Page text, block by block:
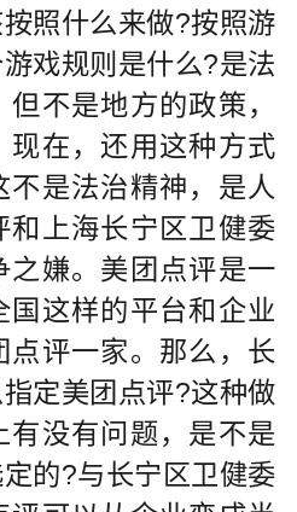
照什么来做?按照游
戏规则是什么?是法
不是地方的政策，
现在，还用这种方式
不是法治精神，是人
和上海长宁区卫健委
之嫌。美团点评是一
国这样的平台和企业
点评一家。那么，长
定美团点评?这种做
有没有问题，是不是
的?与长宁区卫健委